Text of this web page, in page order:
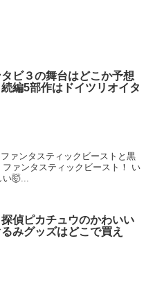
ビ３の舞台はどこか予想
編5部作はドイツリオイタ
ァンタスティックビーストと黒
ァンタスティックビースト！ い
い🤯...
偵ピカチュウのかわいい
みグッズはどこで買え